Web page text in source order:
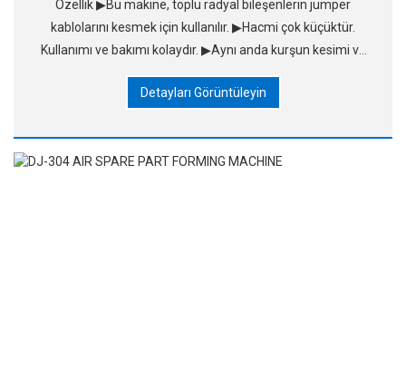
Özellik ▶Bu makine, toplu radyal bileşenlerin jumper
kablolarını kesmek için kullanılır. ▶Hacmi çok küçüktür.
Kullanımı ve bakımı kolaydır. ▶Aynı anda kurşun kesimi ve
Detayları Görüntüleyin